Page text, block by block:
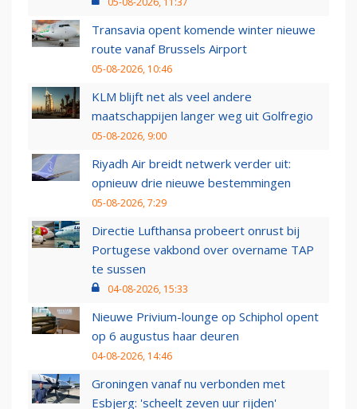
Transavia opent komende winter nieuwe
route vanaf Brussels Airport
05-08-2026, 10:46
KLM blijft net als veel andere
maatschappijen langer weg uit Golfregio
05-08-2026, 9:00
Riyadh Air breidt netwerk verder uit:
opnieuw drie nieuwe bestemmingen
05-08-2026, 7:29
Directie Lufthansa probeert onrust bij
Portugese vakbond over overname TAP
te sussen
04-08-2026, 15:33
Nieuwe Privium-lounge op Schiphol opent
op 6 augustus haar deuren
04-08-2026, 14:46
Groningen vanaf nu verbonden met
Esbjerg: 'scheelt zeven uur rijden'